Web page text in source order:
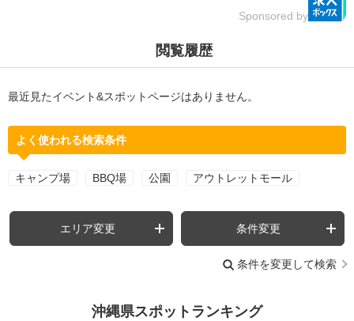
Sponsored by
閲覧履歴
最近見たイベント&スポットページはありません。
よく使われる検索条件
キャンプ場 BBQ場 公園 アウトレットモール
エリア変更 条件変更
条件を変更して検索
沖縄県スポットランキング